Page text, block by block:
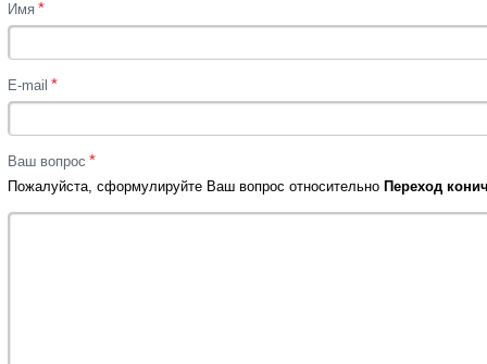
Имя *
E-mail *
Ваш вопрос *
Пожалуйста, сформулируйте Ваш вопрос относительно Переход